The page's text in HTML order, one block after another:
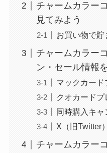
チャームカラー
見てみよう
お買い物で貯
チャームカラー
ン・セール情報
マックカー
クオカード
同時購入キャ
X（旧Twitter
チャームカラー